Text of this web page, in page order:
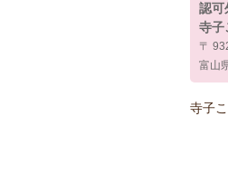
認可
寺子
〒
富山
寺子